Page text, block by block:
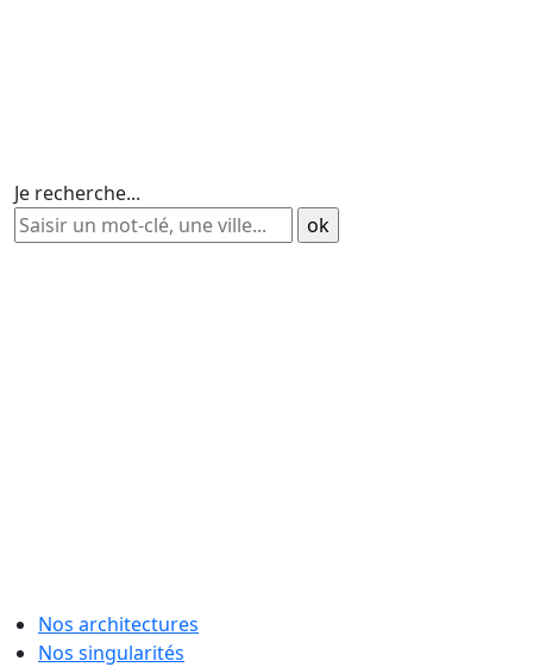
Je recherche...
Nos architectures
Nos singularités